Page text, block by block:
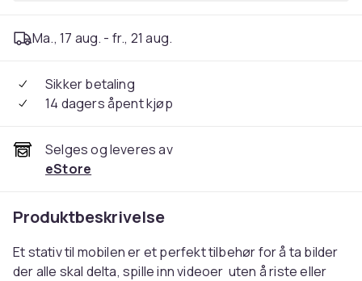
Ma., 17 aug. - fr., 21 aug.
Sikker betaling
14 dagers åpent kjøp
Selges og leveres av
eStore
Produktbeskrivelse
Et stativ til mobilen er et perfekt tilbehør for å ta bilder
der alle skal delta, spille inn videoer uten å riste eller